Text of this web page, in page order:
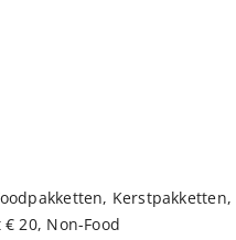
, Kerstpakketten,
€ 20, Non-Food